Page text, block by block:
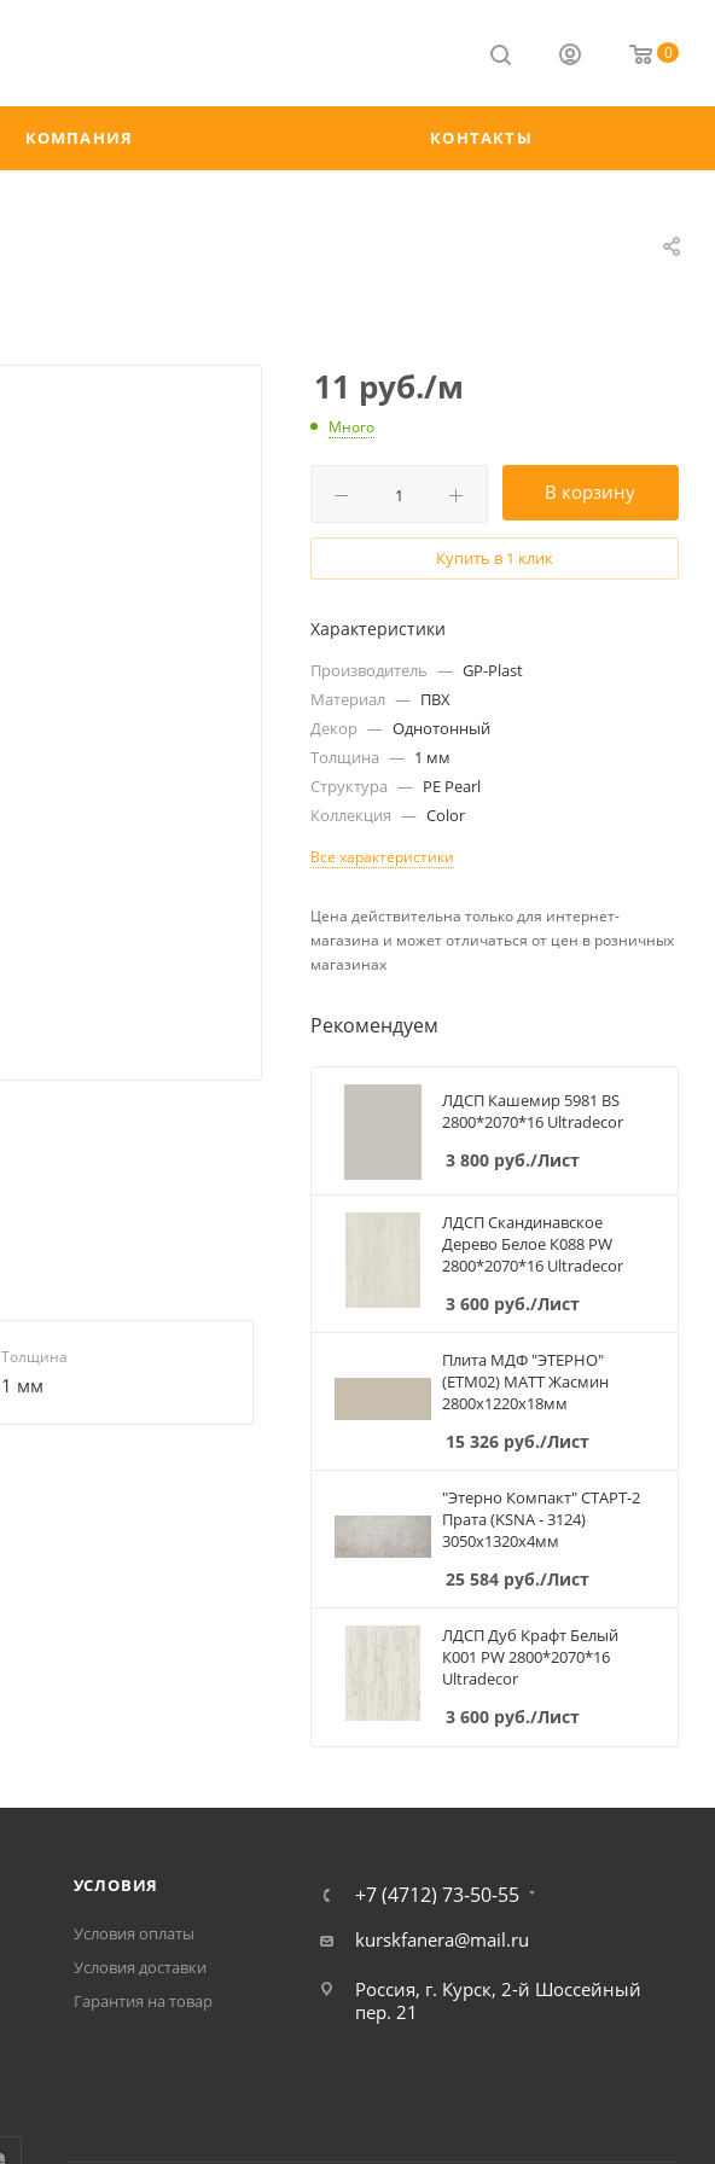
0
КОМПАНИЯ КОНТАКТЫ
Толщина
1 мм
11 руб./м
Много
В корзину
Купить в 1 клик
Характеристики
Производитель — GP-Plast
Материал — ПВХ
Декор — Однотонный
Толщина — 1 мм
Структура — PE Pearl
Коллекция — Color
Все характеристики
Цена действительна только для интернет-
магазина и может отличаться от цен в розничных
магазинах
Рекомендуем
ЛДСП Кашемир 5981 BS
2800*2070*16 Ultradecor
3 800 руб./Лист
ЛДСП Скандинавское
Дерево Белое К088 PW
2800*2070*16 Ultradecor
3 600 руб./Лист
Плита МДФ "ЭТЕРНО"
(ETM02) МАТТ Жасмин
2800х1220х18мм
15 326 руб./Лист
"Этерно Компакт" СТАРТ-2
Прата (KSNA - 3124)
3050х1320х4мм
25 584 руб./Лист
ЛДСП Дуб Крафт Белый
К001 PW 2800*2070*16
Ultradecor
3 600 руб./Лист
УСЛОВИЯ
Условия оплаты
Условия доставки
Гарантия на товар
+7 (4712) 73-50-55
kurskfanera@mail.ru
Россия, г. Курск, 2-й Шоссейный
пер. 21